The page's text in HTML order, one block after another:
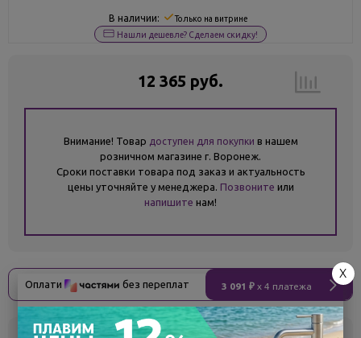
В наличии: Только на витрине
Нашли дешевле? Сделаем скидку!
12 365 руб.
Внимание! Товар доступен для покупки в нашем
розничном магазине г. Воронеж.
Сроки поставки товара под заказ и актуальность
цены уточняйте у менеджера. Позвоните или
напишите нам!
Оплати без переплат 3 091 ₽ x 4 платежа
Склад Кол-во Срок поставки
X